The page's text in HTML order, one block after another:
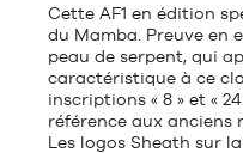
Cette AF1 en édition
du Mamba. Preuve en
peau de serpent, qui
caractéristique à ce
inscriptions « 8 » et «
référence aux anciens
Les logos Sheath sur